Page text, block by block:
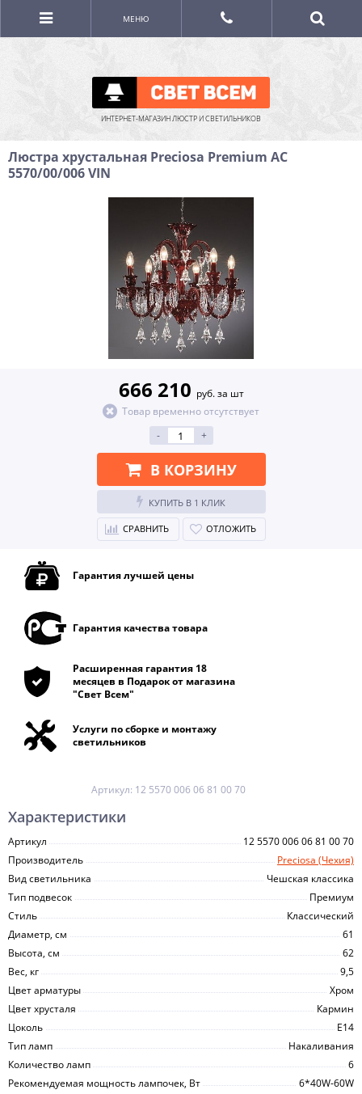
ИНТЕРНЕТ-МАГАЗИН ЛЮСТР И СВЕТИЛЬНИКОВ
МЕНЮ
Люстра хрустальная Preciosa Premium AC
5570/00/006 VIN
666 210 руб. за шт
Товар временно отсутствует
-
+
В КОРЗИНУ
КУПИТЬ В 1 КЛИК
СРАВНИТЬ ОТЛОЖИТЬ
Гарантия лучшей цены
Гарантия качества товара
Расширенная гарантия 18
месяцев в Подарок от магазина
"Свет Всем"
Услуги по сборке и монтажу
светильников
Артикул: 12 5570 006 06 81 00 70
Характеристики
Артикул
12 5570 006 06 81 00 70
Производитель
Preciosa (Чехия)
Вид светильника
Чешская классика
Тип подвесок
Премиум
Стиль
Классический
Диаметр, см
61
Высота, см
62
Вес, кг
9,5
Цвет арматуры
Хром
Цвет хрусталя
Кармин
Цоколь
E14
Тип ламп
Накаливания
Количество ламп
6
Рекомендуемая мощность лампочек, Вт
6*40W-60W